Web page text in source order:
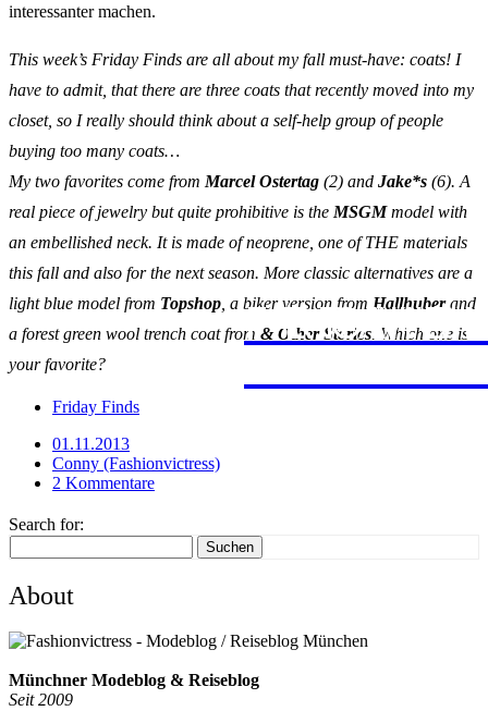
JAPAN
interessanter machen.
This week’s Friday Finds are all about my fall must-have: coats! I
have to admit, that there are three coats that recently moved into my
closet, so I really should think about a self-help group of people
buying too many coats…
My two favorites come from Marcel Ostertag (2) and Jake*s (6). A
real piece of jewelry but quite prohibitive is the MSGMmodel with
an embellished neck. It is made of neoprene, one of THE materials
this fall and also for the next season. More classic alternatives are a
light blue model from Topshop , a biker version from Hallhuberand
a forest green wool trench coat from & Other Stories . Which one is
your favorite?
Friday Finds
01.11.2013
Conny (Fashionvictress)
2 Kommentare
Search for:
Suchen
About
Münchner Modeblog & Reiseblog
Seit 2009